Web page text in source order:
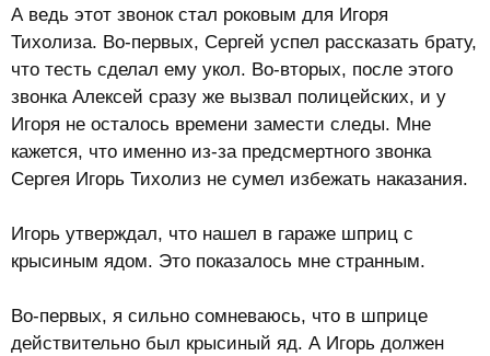
А ведь этот звонок стал роковым для Игоря
Тихолиза. Во-первых, Сергей успел рассказать брату,
что тесть сделал ему укол. Во-вторых, после этого
звонка Алексей сразу же вызвал полицейских, и у
Игоря не осталось времени замести следы. Мне
кажется, что именно из-за предсмертного звонка
Сергея Игорь Тихолиз не сумел избежать наказания.
Игорь утверждал, что нашел в гараже шприц с
крысиным ядом. Это показалось мне странным.
Во-первых, я сильно сомневаюсь, что в шприце
действительно был крысиный яд. А Игорь должен